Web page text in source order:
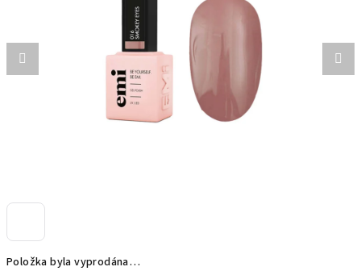
Položka byla vyprodána…
hvězdiček.